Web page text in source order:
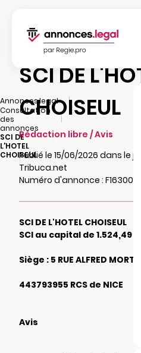
Annonces.legal
|
Consultation
des
annonces
|
SCI DE
L'HOTEL
CHOISEUL
SCI DE
CHOISEUL
Rédaction libre / Avis
Publié le 15/06/2026 dans le
Tribuca.net
Numéro d'annonce :
SCI DE L'HOTEL CHOISEUL
SCI au capital de 1.524,49 €
Siège : 5 RUE ALFRED
443793955 RCS de NICE
Avis